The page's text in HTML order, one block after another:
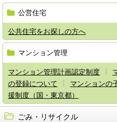
公営住宅
公共住宅をお探しの方へ
マンション管理
マンション管理計画認定制度
の登録について
マンションの
援制度（国・東京都）
ごみ・リサイクル